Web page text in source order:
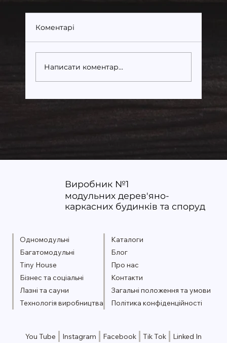
Енергоефективні модульні
Коментарі
Написати коментар...
Виробник №1
модульних дерев'яно-
каркасних будинків та споруд
Одномодульні
Багатомодульні
Tiny House
Бізнес та соціальні
Лазні та сауни
Технологія виробництва
Каталоги
Блог
Про нас
Контакти
Загальні положення та умови
Політика конфіденційності
You Tube Instagram Facebook Tik Tok Linked In